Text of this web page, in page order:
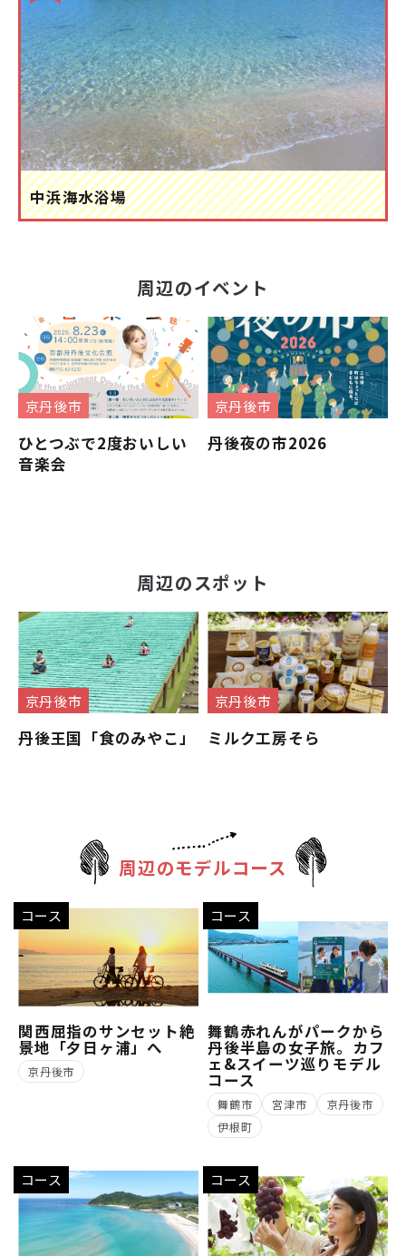
中浜海水浴場
周辺のイベント
京丹後市
ひとつぶで2度おいしい
音楽会
京丹後市
丹後夜の市2026
周辺のスポット
京丹後市
丹後王国「食のみやこ」
京丹後市
ミルク工房そら
周辺のモデルコース
コース
関西屈指のサンセット絶
景地「夕日ヶ浦」へ
京丹後市
コース
舞鶴赤れんがパークから
丹後半島の女子旅。カフ
ェ&スイーツ巡りモデル
コース
舞鶴市 宮津市
京丹後市
伊根町
コース コース